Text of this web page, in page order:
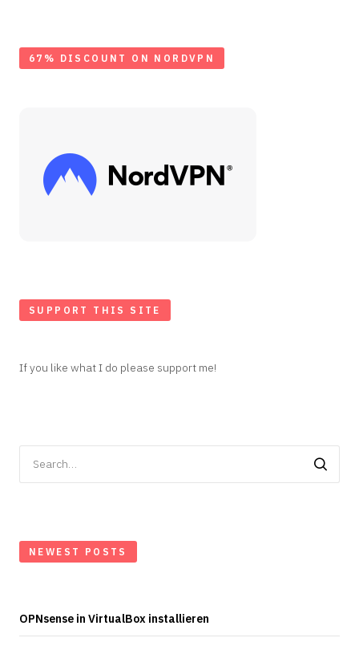
67% DISCOUNT ON NORDVPN
SUPPORT THIS SITE
If you like what I do please support me!
for:
NEWEST POSTS
OPNsense in VirtualBox installieren